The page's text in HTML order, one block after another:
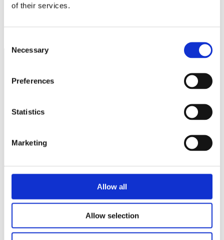
of their services.
Selection
Necessary
Preferences
Statistics
Marketing
Allow all
Allow selection
Av småföretagare, för småföretagare
Näringspolitik
Försäkringar
Nyheter